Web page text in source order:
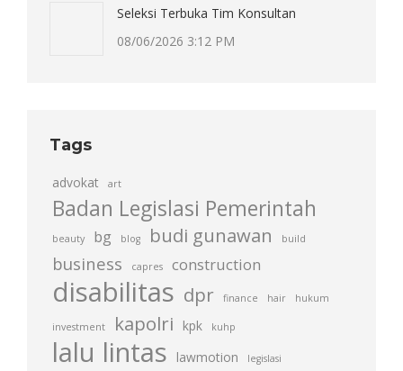
Seleksi Terbuka Tim Konsultan
08/06/2026 3:12 PM
Tags
advokat art
Badan Legislasi Pemerintah
beauty bg blog budi gunawan build
business capres construction
disabilitas dpr finance hair hukum
investment kapolri kpk kuhp
lalu lintas lawmotion legislasi